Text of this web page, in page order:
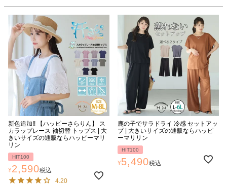
新色追加!! 【ハッピーさらりん】 ス
カラップレース 袖切替 トップス | 大
きいサイズの通販ならハッピーマリ
リン
HIT100
¥2,590税込
4.20
鹿の子でサラドライ 冷感 セットアッ
プ | 大きいサイズの通販ならハッピ
ーマリリン
HIT100
¥5,490税込